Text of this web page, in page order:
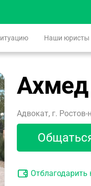
Наши юристы
Адвокат, г. Ростов-
Отблагодарить